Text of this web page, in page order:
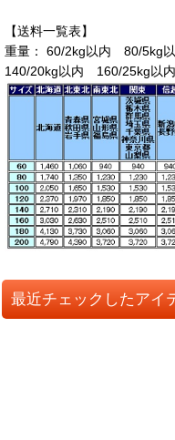
【送料一覧表】
重量： 60/2kg以内 80/5kg
140/20kg以内 160/25kg以内
最近チェックしたアイ